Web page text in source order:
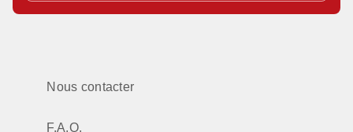
Nous contacter
F.A.Q.